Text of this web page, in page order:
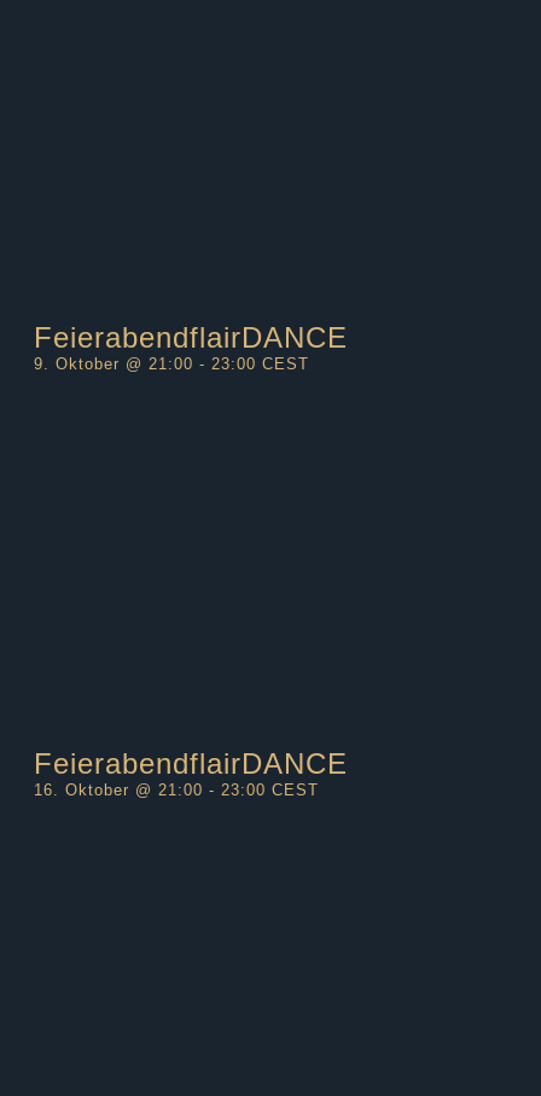
FeierabendflairDANCE
9. Oktober @ 21:00 - 23:00 CEST
FeierabendflairDANCE
16. Oktober @ 21:00 - 23:00 CEST